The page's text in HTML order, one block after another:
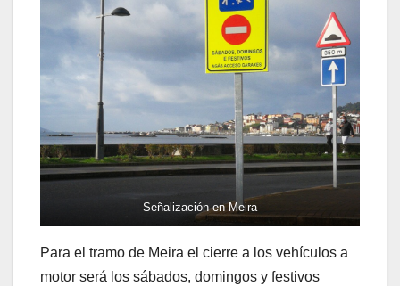
Señalización en Meira
Para el tramo de Meira el cierre a los vehículos a
motor será los sábados, domingos y festivos